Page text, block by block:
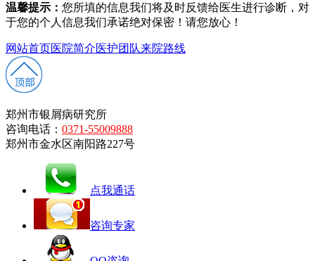
温馨提示： 您所填的信息我们将及时反馈给医生进行诊断，对
于您的个人信息我们承诺绝对保密！请您放心！
网站首页医院简介医护团队来院路线
郑州市银屑病研究所
咨询电话： 0371-55009888
郑州市金水区南阳路227号
点我通话
咨询专家